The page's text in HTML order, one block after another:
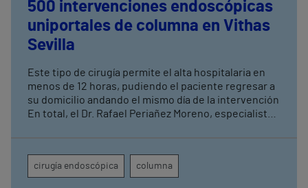
500 intervenciones endoscópicas
uniportales de columna en Vithas
Sevilla
Este tipo de cirugía permite el alta hospitalaria en
menos de 12 horas, pudiendo el paciente regresar a
su domicilio andando el mismo día de la intervención
En total, el Dr. Rafael Periañez Moreno, especialista
a lo largo de diez años de actividad en el centro
cirugía endoscópica columna